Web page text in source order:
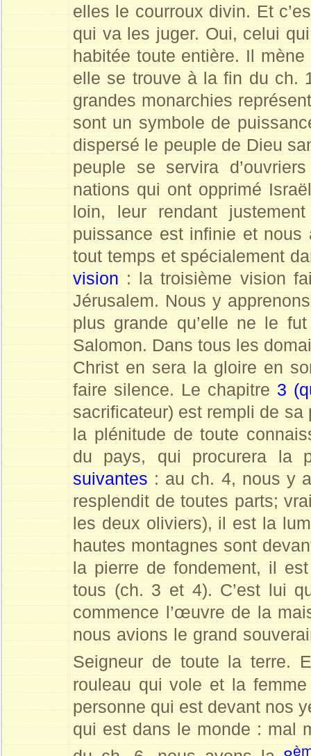
elles le courroux divin. Et
qui va les juger. Oui, celui
habitée toute entière. Il
elle se trouve à la fin du ch.
grandes monarchies
sont un symbole de
dispersé le peuple de Dieu
peuple se servira
nations qui ont opprimé
loin, leur rendant
puissance est infinie et
tout temps et spécialement
vision : la troisième vision
Jérusalem. Nous y
plus grande qu’elle ne le
Salomon. Dans tous les
Christ en sera la gloire en
faire silence. Le chapitre 3
sacrificateur) est rempli de
la plénitude de toute
du pays, qui procurera la
suivantes : au ch. 4, nous y
resplendit de toutes parts;
les deux oliviers), il est la
hautes montagnes sont
la pierre de fondement, il
tous (ch. 3 et 4). C’est lui
commence l’œuvre de la
nous avions le grand
Seigneur de toute la terre.
rouleau qui vole et la
personne qui est devant nos
qui est dans le monde : mal